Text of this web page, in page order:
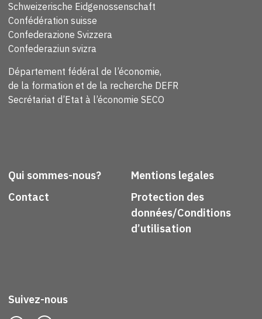
Schweizerische Eidgenossenschaft
Confédération suisse
Confederazione Svizzera
Confederaziun svizra
Département fédéral de l’économie,
de la formation et de la recherche DEFR
Secrétariat d’Etat à l’économie SECO
Qui sommes-nous?
Contact
Mentions legales
Protection des
données/Conditions
d’utilisation
Suivez-nous